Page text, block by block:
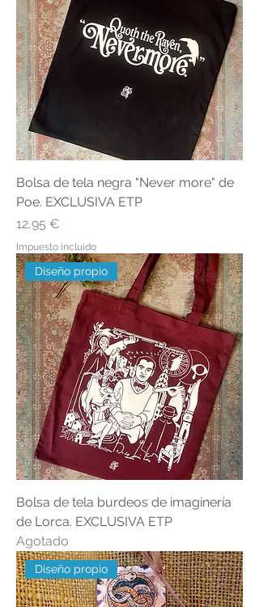
Bolsa de tela negra "Never more" de
Poe. EXCLUSIVA ETP
Precio
12,95 €
Impuesto incluido
Diseño propio
Bolsa de tela burdeos de imaginería
de Lorca. EXCLUSIVA ETP
Agotado
Diseño propio